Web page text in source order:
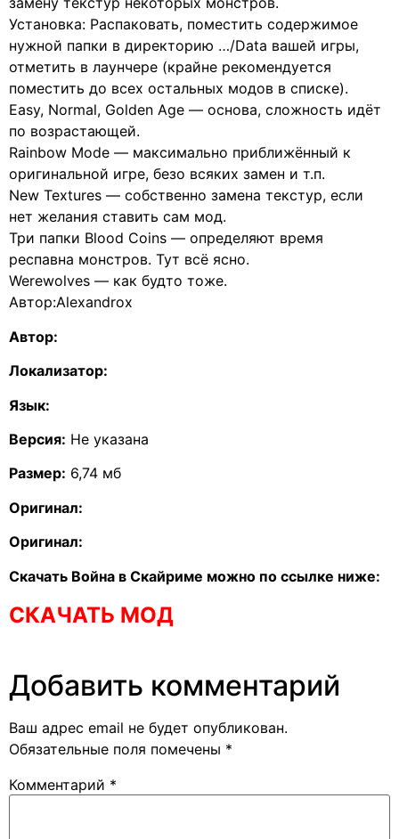
Установка: Распаковать, поместить содержимое
нужной папки в директорию …/Data вашей игры,
отметить в лаунчере (крайне рекомендуется
поместить до всех остальных модов в списке).
Easy, Normal, Golden Age — основа, сложность идёт
по возрастающей.
Rainbow Mode — максимально приближённый к
оригинальной игре, безо всяких замен и т.п.
New Textures — собственно замена текстур, если
нет желания ставить сам мод.
Три папки Blood Coins — определяют время
респавна монстров. Тут всё ясно.
Werewolves — как будто тоже.
Автор:Alexandrox
Автор:
Локализатор:
Язык:
Версия: Не указана
Размер: 6,74 мб
Оригинал:
Оригинал:
Скачать Война в Скайриме можно по ссылке ниже:
СКАЧАТЬ МОД
Добавить комментарий
Ваш адрес email не будет опубликован.
Обязательные поля помечены *
Комментарий *